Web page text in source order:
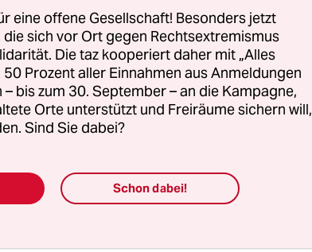
Abu Walaa
im November
vor dem Tunesier
eine offene Gesellschaft! Besonders jetzt
sich vor Ort gegen Rechtsextremismus
Die taz kooperiert daher mit „Alles
Prozent aller Einnahmen aus Anmeldungen
– bis zum 30. September – an die Kampagne,
Orte unterstützt und Freiräume sichern will,
Sind Sie dabei?
Schon dabei!